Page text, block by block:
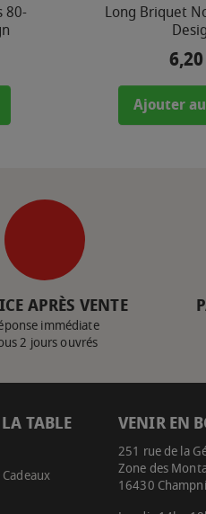
80-
Long Briquet
Prix
Ajouter
APRÈS VENTE
immédiate
2 jours ouvrés
TABLE VENIR EN
251 rue de la
Zone des
16430